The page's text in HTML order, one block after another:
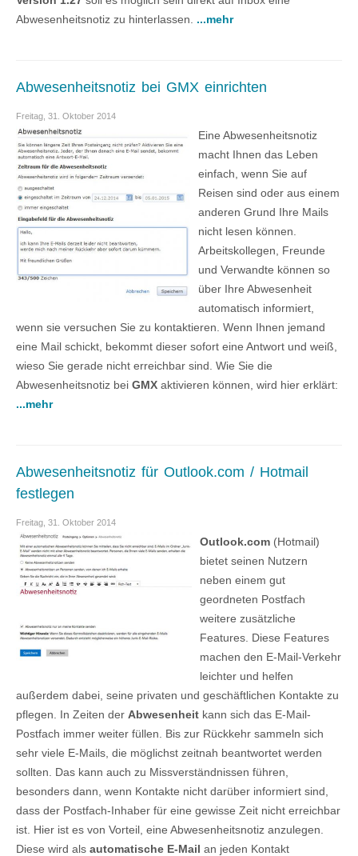
Abwesenheitsnotiz zu hinterlassen. ...mehr
Abwesenheitsnotiz bei GMX einrichten
Freitag, 31. Oktober 2014
Eine Abwesenheitsnotiz
macht Ihnen das Leben
einfach, wenn Sie auf
Reisen sind oder aus einem
anderen Grund Ihre Mails
nicht lesen können.
Arbeitskollegen, Freunde
und Verwandte können so
über Ihre Abwesenheit
automatisch informiert,
wenn sie versuchen Sie zu kontaktieren. Wenn Ihnen jemand
eine Mail schickt, bekommt dieser sofort eine Antwort und weiß,
wieso Sie gerade nicht erreichbar sind. Wie Sie die
Abwesenheitsnotiz bei GMX aktivieren können, wird hier erklärt:
...mehr
Abwesenheitsnotiz für Outlook.com / Hotmail
festlegen
Freitag, 31. Oktober 2014
Outlook.com (Hotmail)
bietet seinen Nutzern
neben einem gut
geordneten Postfach
weitere zusätzliche
Features. Diese Features
machen den E-Mail-Verkehr
leichter und helfen
außerdem dabei, seine privaten und geschäftlichen Kontakte zu
pflegen. In Zeiten der Abwesenheit kann sich das E-Mail-
Postfach immer weiter füllen. Bis zur Rückkehr sammeln sich
sehr viele E-Mails, die möglichst zeitnah beantwortet werden
sollten. Das kann auch zu Missverständnissen führen,
besonders dann, wenn Kontakte nicht darüber informiert sind,
dass der Postfach-Inhaber für eine gewisse Zeit nicht erreichbar
ist. Hier ist es von Vorteil, eine Abwesenheitsnotiz anzulegen.
Diese wird als automatische E-Mail an jeden Kontakt